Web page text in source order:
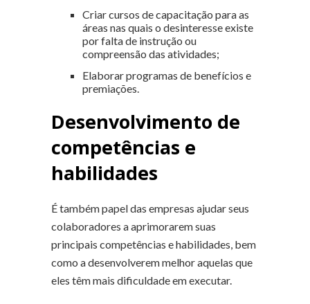
Criar cursos de capacitação para as
áreas nas quais o desinteresse existe
por falta de instrução ou
compreensão das atividades;
Elaborar programas de benefícios e
premiações.
Desenvolvimento de
competências e
habilidades
É também papel das empresas ajudar seus
colaboradores a aprimorarem suas
principais competências e habilidades, bem
como a desenvolverem melhor aquelas que
eles têm mais dificuldade em executar.